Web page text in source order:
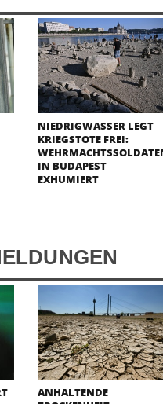
NIEDRIGWASSER LEGT
KRIEGSTOTE FREI:
IN BUDAPEST
EXHUMIERT
ANHALTENDE